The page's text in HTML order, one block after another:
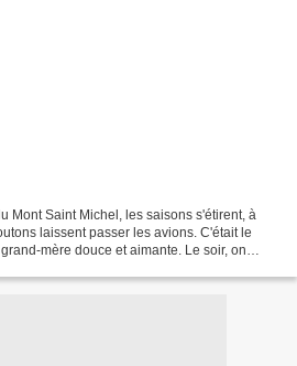
Mont Saint Michel, les saisons s'étirent, à
laissent passer les avions. C'était le
mère douce et aimante. Le soir, on